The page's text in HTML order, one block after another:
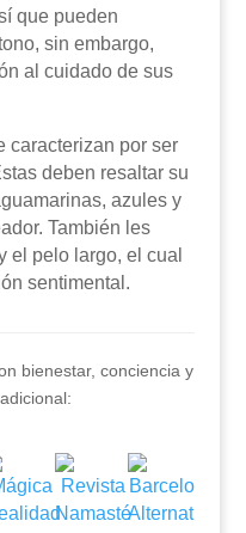
que pueden
sin embargo,
al cuidado de sus
caracterizan por ser
deben resaltar su
azules y
También les
el pelo largo, el cual
sentimental.
bienestar, conciencia y